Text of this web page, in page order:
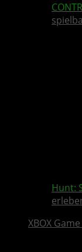
Hunt:
XBOX